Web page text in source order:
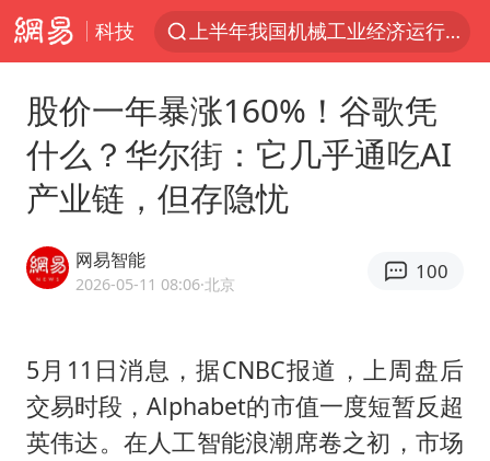
科技
上半年我国机械工业经济运行稳中有进
国防部回应日本试射“战斧”导弹
“立秋的第一杯奶茶”又爆单了
泰国枪击案凶手先杀祖父母后行凶
宇树科技中一签需缴款7.54万元
国防部：坚决反制任何闹海挑衅图谋
股价一年暴涨160%！谷歌凭
什么？华尔街：它几乎通吃AI
产业链，但存隐忧
网易智能
2026-05-11 08:06·北京
100
5月11日消息，据CNBC报道，上周盘后
交易时段，Alphabet的市值一度短暂反超
英伟达。在人工智能浪潮席卷之初，市场